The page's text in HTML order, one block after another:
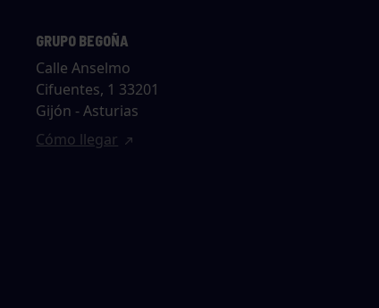
GRUPO BEGOÑA
Calle Anselmo
Cifuentes, 1 33201
Gijón - Asturias
Cómo llegar